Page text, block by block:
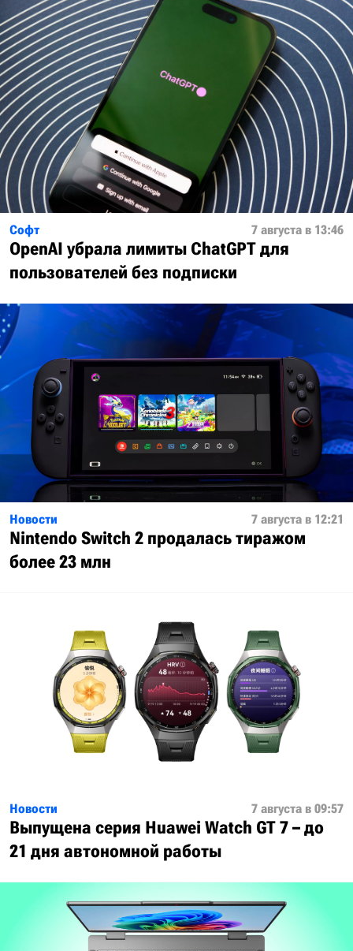
Софт 7 августа в 13:46
OpenAI убрала лимиты ChatGPT для
пользователей без подписки
Новости 7 августа в 12:21
Nintendo Switch 2 продалась тиражом
более 23 млн
Новости 7 августа в 09:57
Выпущена серия Huawei Watch GT 7 – до
21 дня автономной работы